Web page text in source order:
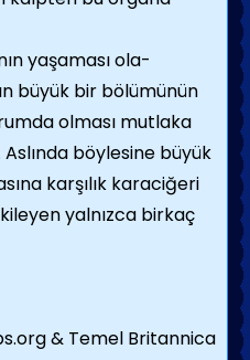
yaşaması ola­
büyük bir bölümü­nün
olması mutlaka
böylesine büyük
karşılık karaciğeri
yalnızca birkaç
& Temel Britannica